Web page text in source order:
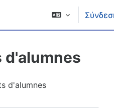
d'alumnes
d'alumnes